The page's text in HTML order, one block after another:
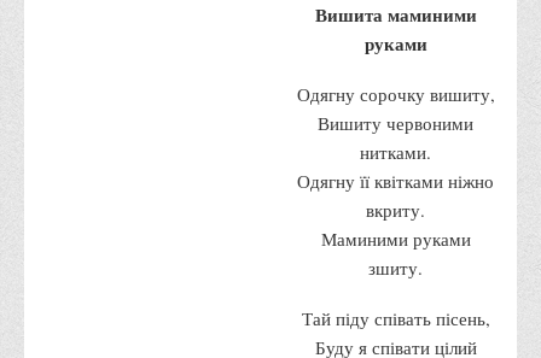
Про порядок надання публічної інформації
Заходи запобігання протиправним діям
Протидія тероризму та насиллю
Як розпізнати глорифікацію збройної агресії РФ проти
Вишита маминими
руками
Одягну сорочку вишиту,
Вишиту червоними
нитками.
Одягну її квітками ніжно
вкриту.
Маминими руками
зшиту.
Тай піду співать пісень,
Буду я співати цілий